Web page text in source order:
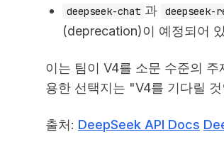
deepseek-chat 과 deepseek-
(deprecation)이 예정되어
이는 팀이 V4를 소문 수준의
용한 선택지는 "V4를 기다릴
출처: DeepSeek API Docs